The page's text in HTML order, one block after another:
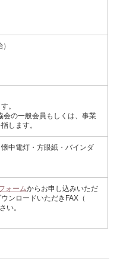
。
の一般会員もしくは、事業
します。
中電灯・方眼紙・バインダ
ォームからお申し込みいただ
ンロードいただきFAX（
い。